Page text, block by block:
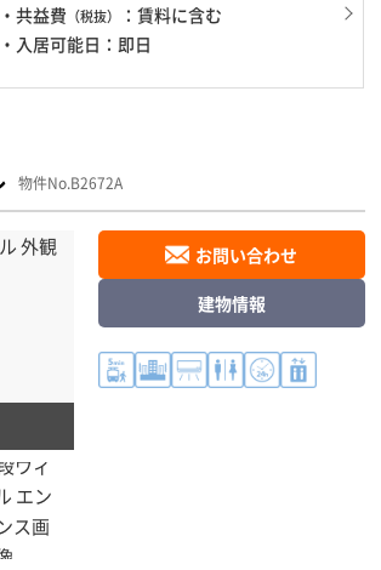
・共益費 （税抜）
：賃料に含む
・入居可能日：即日
物件No.B2672A
お問い合わせ
建物情報